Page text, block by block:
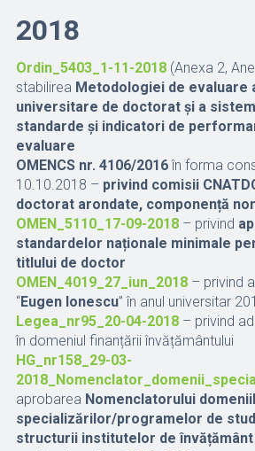
2018
Ordin_5403_1-11-2018(Anexa 2,
stabilirea Metodologiei de evaluare
universitare de doctorat și a
standarde și indicatori de
evaluare
OMENCS nr. 4106/2016în forma
10.10.2018 – privind comisii
doctorat arondate, componență
OMEN_5110_17-09-2018– privind
standardelor naționale minimale
titlului de doctor
OMEN_4019_27_iun_2018– privind
“Eugen Ionescu” în anul universitar
Legea_nr95_20-04-2018– privind
în domeniul finanțării învățământului
HG_nr158_29-03-
aprobarea Nomenclatorului
specializărilor/programelor de
structurii institutelor de